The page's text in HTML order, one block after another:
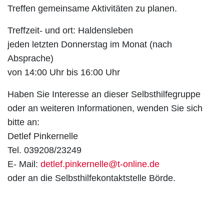
Treffen gemeinsame Aktivitäten zu planen.
Treffzeit- und ort: Haldensleben
jeden letzten Donnerstag im Monat (nach
Absprache)
von 14:00 Uhr bis 16:00 Uhr
Haben Sie Interesse an dieser Selbsthilfegruppe
oder an weiteren Informationen, wenden Sie sich
bitte an:
Detlef Pinkernelle
Tel. 039208/23249
E- Mail: detlef.pinkernelle@t-online.de
oder an die Selbsthilfekontaktstelle Börde.